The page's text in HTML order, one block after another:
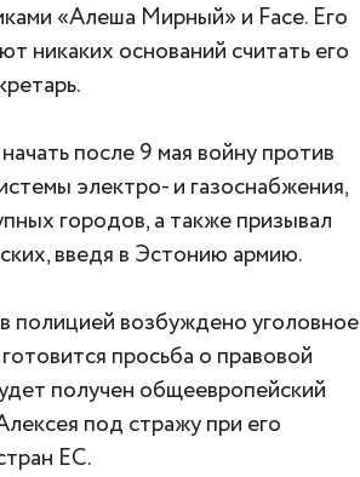
«Алеша Мирный» и Face. Его
никаких оснований считать его
после 9 мая войну против
электро- и газоснабжения,
городов, а также призывал
введя в Эстонию армию.
полицией возбуждено уголовное
просьба о правовой
получен общеевропейский
под стражу при его
ЕС.